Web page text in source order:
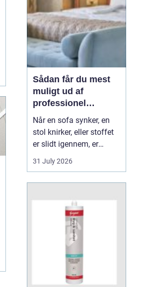
Sådan får du mest
muligt ud af
professionel
møbelpolstring
Når en sofa synker, en
stol knirker, eller stoffet
er slidt igennem, er
mange fristede til bare at
købe nyt. Men ofte kan
flottere og mere
behagelige, end da de
var nye. Her spiller
31 July 2026